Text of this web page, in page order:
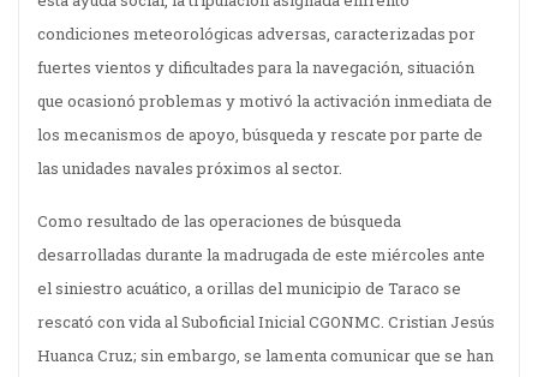
condiciones meteorológicas adversas, caracterizadas por
fuertes vientos y dificultades para la navegación, situación
que ocasionó problemas y motivó la activación inmediata de
los mecanismos de apoyo, búsqueda y rescate por parte de
las unidades navales próximos al sector.
Como resultado de las operaciones de búsqueda
desarrolladas durante la madrugada de este miércoles ante
el siniestro acuático, a orillas del municipio de Taraco se
rescató con vida al Suboficial Inicial CGONMC. Cristian Jesús
Huanca Cruz; sin embargo, se lamenta comunicar que se han